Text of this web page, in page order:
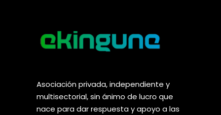
Asociación privada, independiente y
multisectorial, sin ánimo de lucro que
nace para dar respuesta y apoyo a las